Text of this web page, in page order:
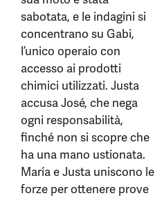
sabotata, e le indagini si
concentrano su Gabi,
l’unico operaio con
accesso ai prodotti
chimici utilizzati. Justa
accusa José, che nega
ogni responsabilità,
finché non si scopre che
ha una mano ustionata.
María e Justa uniscono le
forze per ottenere prove